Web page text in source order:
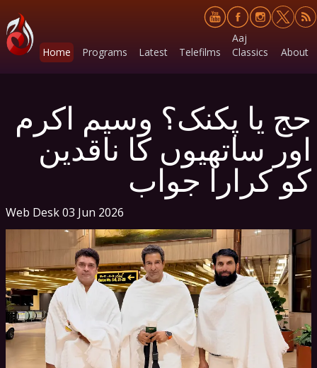
Home Programs Latest Telefilms
Aaj
Classics
About
حج یا پکنک؟ وسیم اکرم
اور ساتھیوں کا ناقدین
کو کرارا جواب
Web Desk03 Jun 2026